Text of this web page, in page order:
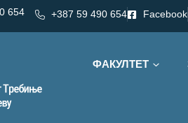
654 +387 59 490 654 Facebook
ФАКУЛТЕТ
Енергетика / Социологија